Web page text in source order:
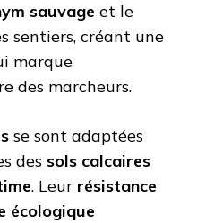
sauvage et le
sentiers, créant une
marque
des marcheurs.
se sont adaptées
des sols calcaires
. Leur résistance
écologique